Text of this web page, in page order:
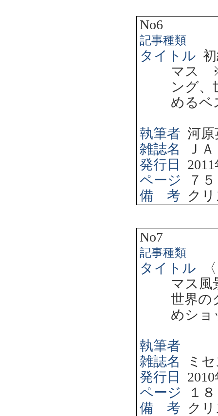
No6
記事種類
タイトル
マス ※
ング、
めるベ
執筆者 河原
雑誌名
Ｊ
発行日
2011
ページ
７
備 考 ク
No7
記事種類
タイトル
マス
世界の
めショ
執筆者
雑誌名
ミ
発行日
2010
ページ
１
備 考 ク